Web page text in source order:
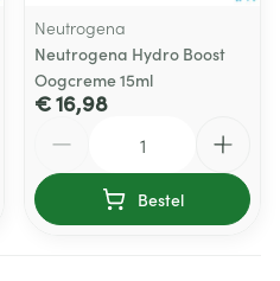
Neutrogena
Neutrogena Hydro Boost
Oogcreme 15ml
€ 16,98
Bestel